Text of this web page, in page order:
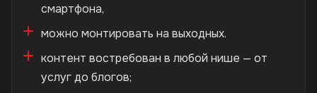
смартфона,
можно монтировать на выходных.
контент востребован в любой нише — от
услуг до блогов;